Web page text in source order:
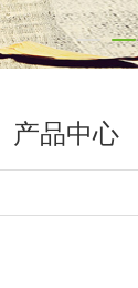
产品中心